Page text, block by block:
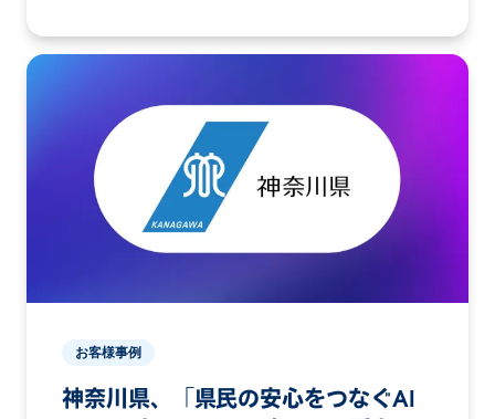
お客様事例
神奈川県、「県民の安心をつなぐAI